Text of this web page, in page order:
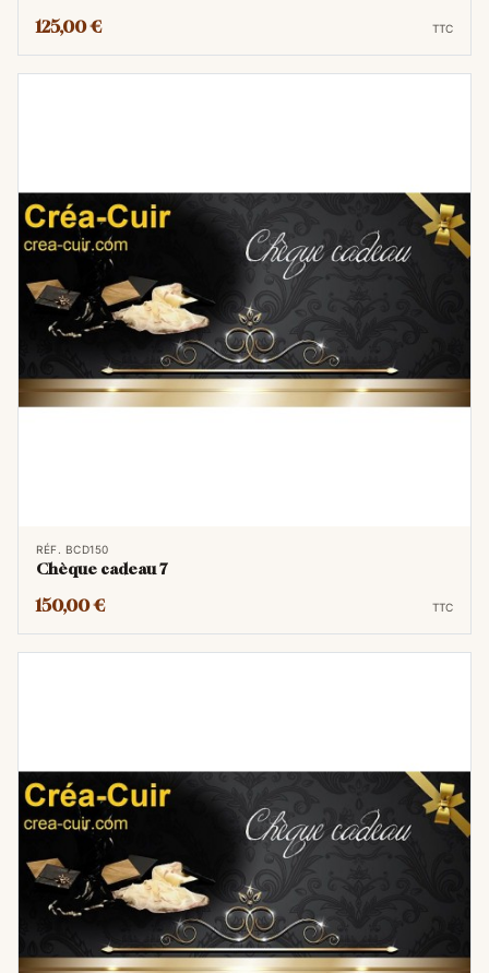
125,00 € TTC
RÉF. BCD150
Chèque cadeau 7
150,00 € TTC